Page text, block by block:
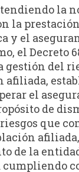
la
la
y el
el Decreto
gestión del
afiliada,
el
de
que
de la